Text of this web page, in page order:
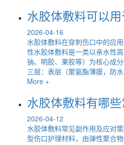
水胶体敷料可以
2026-04-16
水胶体敷料在穿刺伤口中的应
性水胶体敷料是一类以亲水性
钠、明胶、果胶等）为核心成
三层：表层（聚氨酯薄膜，防
More +
水胶体敷料有哪
2026-04-12
水胶体敷料常见副作用及应对
型伤口护理材料，由弹性聚合